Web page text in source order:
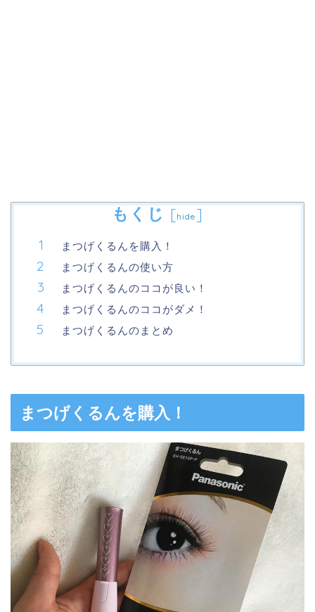
もくじ [hide ]
まつげくるんを購入！
まつげくるんの使い方
まつげくるんのココが良い！
まつげくるんのココがダメ！
まつげくるんのまとめ
まつげくるんを購入！